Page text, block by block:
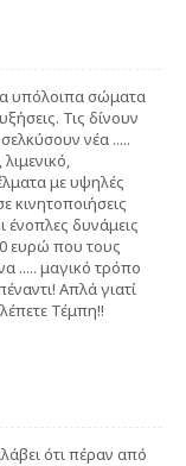
υπόλοιπα σώματα
Τις δίνουν
νέα .....
με υψηλές
κινητοποιήσεις
δυνάμεις
ευρώ που τους
..... μαγικό τρόπο
Απλά γιατί
Τέμπη!!
ότι πέραν από